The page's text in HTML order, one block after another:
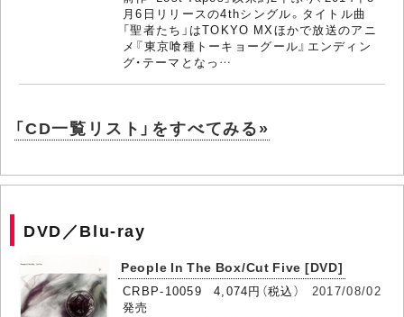
月6日リリースの4thシングル。タイトル曲
「聖者たち」はTOKYO MXほかで放送のアニ
メ『東京喰種トーキョーグール』エンディン
グ・テーマとなっ…
「CD一覧リスト」をすべてみる»
DVD／Blu-ray
People In The Box/Cut Five [DVD]
CRBP-10059 4,074円（税込） 2017/08/02
発売